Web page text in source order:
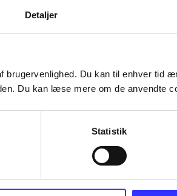
Detaljer
brugervenlighed. Du kan til enhver tid
Du kan læse mere om de anvendte
Statistik